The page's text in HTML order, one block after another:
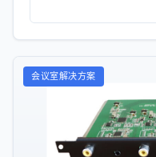
会议室解决方案